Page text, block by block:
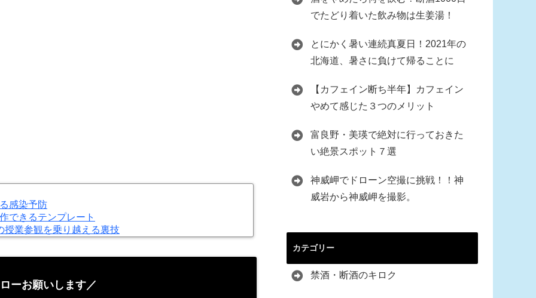
感染予防
できるテンプレート
授業参観を乗り越える裏技
ーお願いします／
でたどり着いた飲み物は生姜湯！
とにかく暑い連続真夏日！2021年の
北海道、暑さに負けて帰ることに
【カフェイン断ち半年】カフェイン
やめて感じた３つのメリット
富良野・美瑛で絶対に行っておきた
い絶景スポット７選
神威岬でドローン空撮に挑戦！！神
威岩から神威岬を撮影。
カテゴリー
禁酒・断酒のキロク